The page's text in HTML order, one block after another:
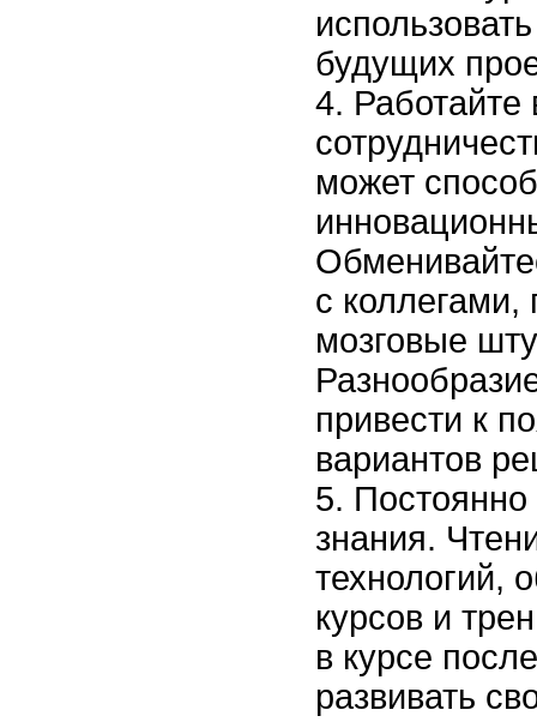
будущих
может
с коллегами,
мозговые
привести к
вариантов
Постоянно
знания.
технологий,
курсов и
в курсе
развивать